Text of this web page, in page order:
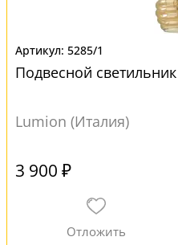
5285/1
Подвесной
Lumion (Италия)
3 900 ₽